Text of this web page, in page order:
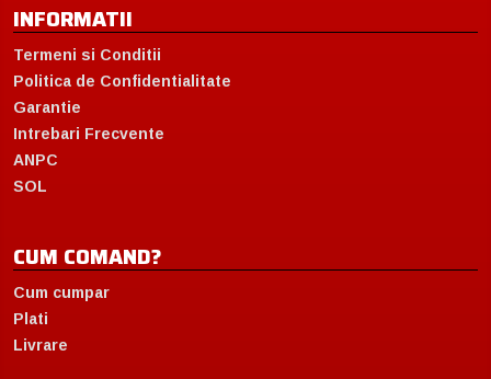
INFORMATII
Termeni si Conditii
Politica de Confidentialitate
Garantie
Intrebari Frecvente
ANPC
SOL
CUM COMAND?
Cum cumpar
Plati
Livrare